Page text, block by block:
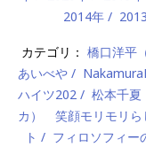
2014年
カテゴリ： 橋口洋平
あいべや
ハイツ202
松本千
カ） 笑顔モリモリ
ト
フィロソフィ